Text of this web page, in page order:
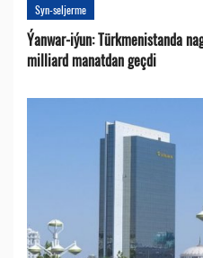
Syn-seljerme
Ýanwar-iýun: Türkmenistanda
milliard manatdan geçdi